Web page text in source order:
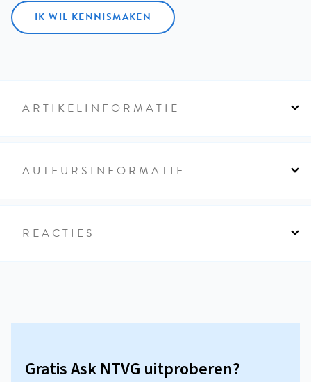
IK WIL KENNISMAKEN
ARTIKELINFORMATIE
AUTEURSINFORMATIE
REACTIES
Gratis Ask NTVG uitproberen?